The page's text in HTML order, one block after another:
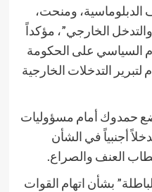
الدبلوماسية، ومنحت،
الخارجي”، مؤكداً
السياسي على الحكومة
التدخلات الخارجية
حمدوك أمام مسؤوليات
أجنبياً في الشأن
العنف والصراع.
بشأن اتهام القوات